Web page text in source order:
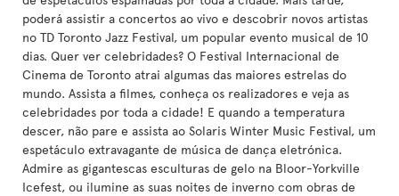
poderá assistir a concertos ao vivo e descobrir novos artistas
no TD Toronto Jazz Festival, um popular evento musical de 10
dias. Quer ver celebridades? O Festival Internacional de
Cinema de Toronto atrai algumas das maiores estrelas do
mundo. Assista a filmes, conheça os realizadores e veja as
celebridades por toda a cidade! E quando a temperatura
descer, não pare e assista ao Solaris Winter Music Festival, um
espetáculo extravagante de música de dança eletrónica.
Admire as gigantescas esculturas de gelo na Bloor-Yorkville
Icefest, ou ilumine as suas noites de inverno com obras de